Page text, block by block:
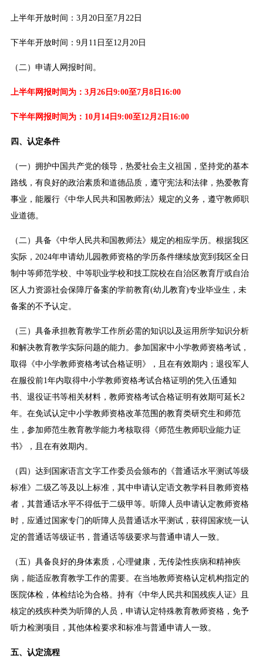
上半年开放时间：3月20日至7月22日
下半年开放时间：9月11日至12月20日
（二）申请人网报时间。
上半年网报时间为：3月26日9:00至7月8日16:00
下半年网报时间为：10月14日9:00至12月2日16:00
四、认定条件
（一）拥护中国共产党的领导，热爱社会主义祖国，坚持党的基本
路线，有良好的政治素质和道德品质，遵守宪法和法律，热爱教育
事业，能履行《中华人民共和国教师法》规定的义务，遵守教师职
业道德。
（二）具备《中华人民共和国教师法》规定的相应学历。根据我区
实际，2024年申请幼儿园教师资格的学历条件继续放宽到我区全日
制中等师范学校、中等职业学校和技工院校在自治区教育厅或自治
区人力资源社会保障厅备案的学前教育(幼儿教育)专业毕业生，未
备案的不予认定。
（三）具备承担教育教学工作所必需的知识以及运用所学知识分析
和解决教育教学实际问题的能力。参加国家中小学教师资格考试，
取得《中小学教师资格考试合格证明》，且在有效期内；退役军人
在服役前1年内取得中小学教师资格考试合格证明的凭入伍通知
书、退役证书等相关材料，教师资格考试合格证明有效期可延长2
年。在免试认定中小学教师资格改革范围的教育类研究生和师范
生，参加师范生教育教学能力考核取得《师范生教师职业能力证
书》，且在有效期内。
（四）达到国家语言文字工作委员会颁布的《普通话水平测试等级
标准》二级乙等及以上标准，其中申请认定语文教学科目教师资格
者，其普通话水平不得低于二级甲等。听障人员申请认定教师资格
时，应通过国家专门的听障人员普通话水平测试，获得国家统一认
定的普通话等级证书，普通话等级要求与普通申请人一致。
（五）具备良好的身体素质，心理健康，无传染性疾病和精神疾
病，能适应教育教学工作的需要。在当地教师资格认定机构指定的
医院体检，体检结论为合格。持有《中华人民共和国残疾人证》且
核定的残疾种类为听障的人员，申请认定特殊教育教师资格，免予
听力检测项目，其他体检要求和标准与普通申请人一致。
五、认定流程